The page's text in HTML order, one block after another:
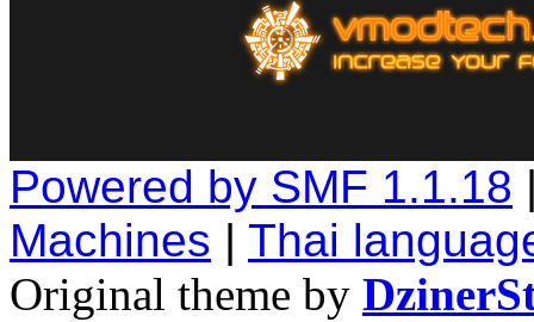
Powered by SMF 1.1.18
Machines | Thai
Original theme by